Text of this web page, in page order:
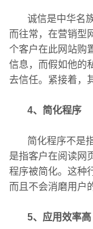
诚信是中华名
而往常，在营销型
个客户在此网站购
信息，而假如他的
去信任。紧接着，
4、简化程序
简化程序不是
是指客户在阅读网
程序被简化。这种
而且不会消磨用户
5、应用效率高